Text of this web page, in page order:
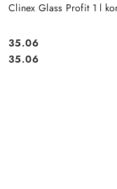
Clinex Glass Profit 1 l
Cena:
35.06
Cena:
35.06